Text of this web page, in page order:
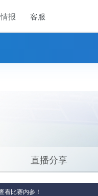
情报 客服
直播分享
看比赛内参！